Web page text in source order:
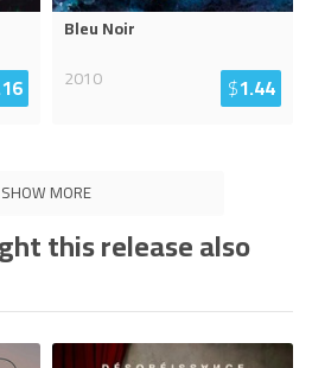
Bleu Noir
2010
$1.44
SHOW MORE
this release also